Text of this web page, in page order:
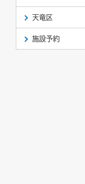
天竜区
施設予約